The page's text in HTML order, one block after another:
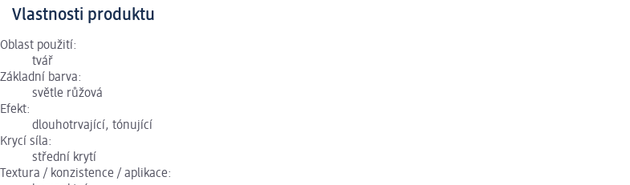
Vlastnosti produktu
Oblast použití:
tvář
Základní barva:
světle růžová
Efekt:
dlouhotrvající, tónující
Krycí síla:
střední krytí
Textura / konzistence / aplikace: